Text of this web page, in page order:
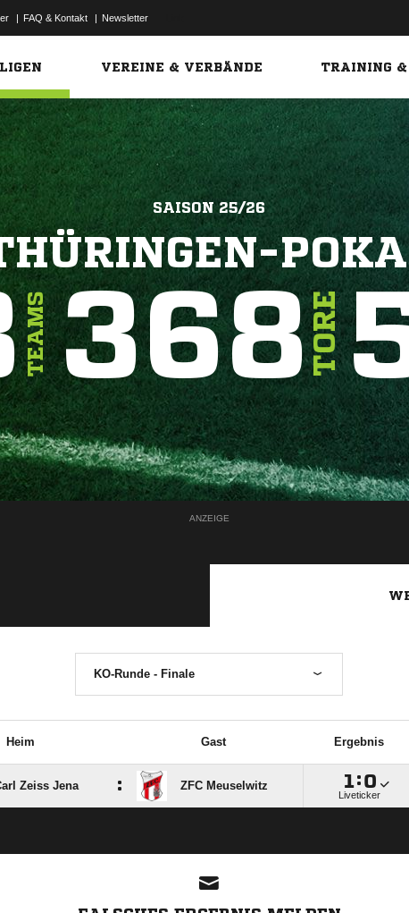
| FAQ & Kontakt | Newsletter
LIGEN VEREINE & VERBÄNDE TRAINING &
SAISON 25/26
TEAMS368TORE
ANZEIGE
KO-Runde - Finale
Heim Gast Ergebnis
Zeiss Jena : ZFC Meuselwitz :
Liveticker